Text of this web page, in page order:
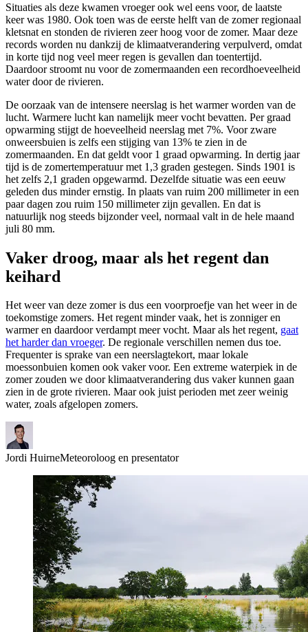
Situaties als deze kwamen vroeger ook wel eens voor, de laatste
keer was 1980. Ook toen was de eerste helft van de zomer regionaal
kletsnat en stonden de rivieren zeer hoog voor de zomer. Maar deze
records worden nu dankzij de klimaatverandering verpulverd, omdat
in korte tijd nog veel meer regen is gevallen dan toentertijd.
Daardoor stroomt nu voor de zomermaanden een recordhoeveelheid
water door de rivieren.
De oorzaak van de intensere neerslag is het warmer worden van de
lucht. Warmere lucht kan namelijk meer vocht bevatten. Per graad
opwarming stijgt de hoeveelheid neerslag met 7%. Voor zware
onweersbuien is zelfs een stijging van 13% te zien in de
zomermaanden. En dat geldt voor 1 graad opwarming. In dertig jaar
tijd is de zomertemperatuur met 1,3 graden gestegen. Sinds 1901 is
het zelfs 2,1 graden opgewarmd. Dezelfde situatie was een eeuw
geleden dus minder ernstig. In plaats van ruim 200 millimeter in een
paar dagen zou ruim 150 millimeter zijn gevallen. En dat is
natuurlijk nog steeds bijzonder veel, normaal valt in de hele maand
juli 80 mm.
Vaker droog, maar als het regent dan
keihard
Het weer van deze zomer is dus een voorproefje van het weer in de
toekomstige zomers. Het regent minder vaak, het is zonniger en
warmer en daardoor verdampt meer vocht. Maar als het regent, gaat
het harder dan vroeger. De regionale verschillen nemen dus toe.
Frequenter is sprake van een neerslagtekort, maar lokale
moessonbuien komen ook vaker voor. Een extreme waterpiek in de
zomer zouden we door klimaatverandering dus vaker kunnen gaan
zien in de grote rivieren. Maar ook juist perioden met zeer weinig
water, zoals afgelopen zomers.
Jordi HuirneMeteoroloog en presentator